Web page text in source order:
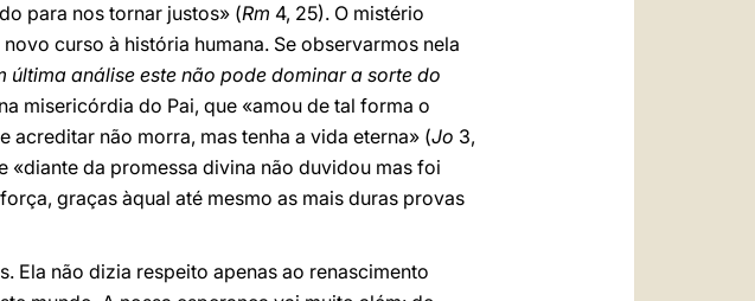
para nos tornar justos» (Rm 4, 25). O mistério
curso à história humana. Se observarmos nela
última análise este não pode dominar a sorte do
misericórdia do Pai, que «amou de tal forma o
acreditar não morra, mas tenha a vida eterna» (Jo 3,
«diante da promessa divina não duvidou mas foi
graças àqual até mesmo as mais duras provas
Ela não dizia respeito apenas ao renascimento